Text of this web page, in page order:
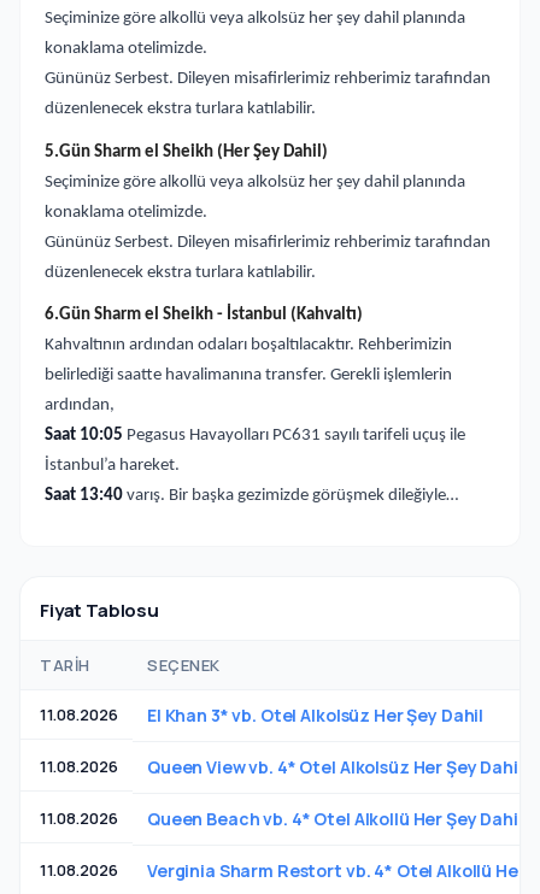
Seçiminize göre alkollü veya alkolsüz her şey dahil planında
konaklama otelimizde.
Gününüz Serbest. Dileyen misafirlerimiz rehberimiz tarafından
düzenlenecek ekstra turlara katılabilir.
5.Gün Sharm el Sheikh (Her Şey Dahil)
Seçiminize göre alkollü veya alkolsüz her şey dahil planında
konaklama otelimizde.
Gününüz Serbest. Dileyen misafirlerimiz rehberimiz tarafından
düzenlenecek ekstra turlara katılabilir.
6.Gün Sharm el Sheikh - İstanbul (Kahvaltı)
Kahvaltının ardından odaları boşaltılacaktır. Rehberimizin
belirlediği saatte havalimanına transfer. Gerekli işlemlerin
ardından,
Saat 10:05 Pegasus Havayolları PC631 sayılı tarifeli uçuş ile
İstanbul’a hareket.
Saat 13:40 varış. Bir başka gezimizde görüşmek dileğiyle…
Fiyat Tablosu
TARIH SEÇENEK
11.08.2026 El Khan 3* vb. Otel Alkolsüz Her Şey Dahil
11.08.2026 Queen View vb. 4* Otel Alkolsüz Her Şey Dahil
11.08.2026 Queen Beach vb. 4* Otel Alkollü Her Şey Dahil
11.08.2026 Verginia Sharm Restort vb. 4* Otel Alkollü Her